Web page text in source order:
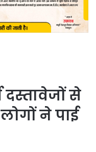
दस्तावेजों से
ने पाई